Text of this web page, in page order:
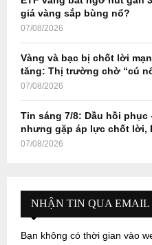
giá vàng sắp bùng nổ?
07/08/2026
Vàng và bạc bị chốt lời
tăng: Thị trường chờ “cú
07/08/2026
Tin sáng 7/8: Dầu hồi phục
nhưng gặp áp lực chốt lời,
07/08/2026
NHẬN TIN QUA EMAIL
Bạn không có thời gian vào